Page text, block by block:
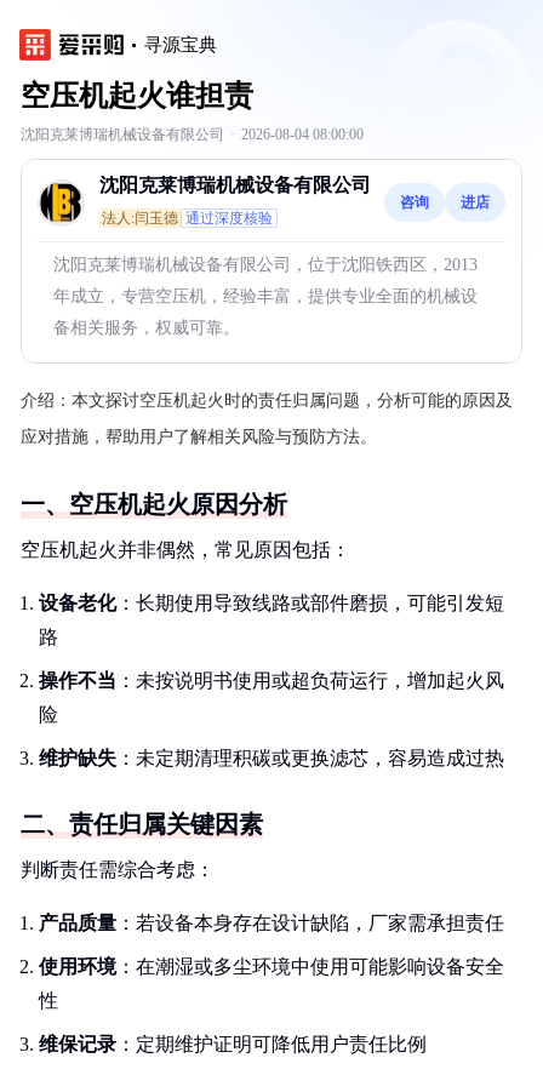
寻源宝典
空压机起火谁担责
沈阳克莱博瑞机械设备有限公司 · 2026-08-04 08:00:00
沈阳克莱博瑞机械设备有限公司
法人:闫玉德 通过深度核验
咨询 进店
沈阳克莱博瑞机械设备有限公司，位于沈阳铁西区，2013
年成立，专营空压机，经验丰富，提供专业全面的机械设
备相关服务，权威可靠。
介绍： 本文探讨空压机起火时的责任归属问题，分析可能的原因及
应对措施，帮助用户了解相关风险与预防方法。
一、空压机起火原因分析
空压机起火并非偶然，常见原因包括：
设备老化：长期使用导致线路或部件磨损，可能引发短
路
操作不当 ：未按说明书使用或超负荷运行，增加起火风
险
维护缺失 ：未定期清理积碳或更换滤芯，容易造成过热
二、责任归属关键因素
判断责任需综合考虑：
产品质量 ：若设备本身存在设计缺陷，厂家需承担责任
使用环境：在潮湿或多尘环境中使用可能影响设备安全
性
维保记录 ：定期维护证明可降低用户责任比例